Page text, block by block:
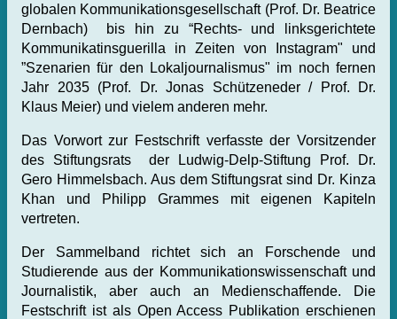
globalen Kommunikationsgesellschaft (Prof. Dr. Beatrice
Dernbach) bis hin zu “Rechts- und linksgerichtete
Kommunikatinsguerilla in Zeiten von Instagram" und
”Szenarien für den Lokaljournalismus" im noch fernen
Jahr 2035 (Prof. Dr. Jonas Schützeneder / Prof. Dr.
Klaus Meier) und vielem anderen mehr.
Das Vorwort zur Festschrift verfasste der Vorsitzender
des Stiftungsrats der Ludwig-Delp-Stiftung Prof. Dr.
Gero Himmelsbach. Aus dem Stiftungsrat sind Dr. Kinza
Khan und Philipp Grammes mit eigenen Kapiteln
vertreten.
Der Sammelband richtet sich an Forschende und
Studierende aus der Kommunikationswissenschaft und
Journalistik, aber auch an Medienschaffende. Die
Festschrift ist als Open Access Publikation erschienen